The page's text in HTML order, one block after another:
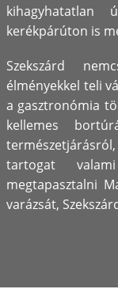
kerékpárúton is
Szekszárd
élményekkel teli
a gasztronómia
kellemes
tartogat
megtapasztalni
varázsát,